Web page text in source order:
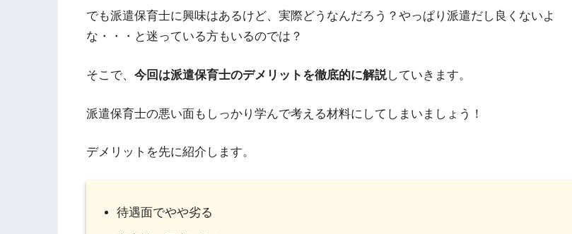
でも派遣保育士に興味はあるけど、実際どうなんだろう？やっぱり派遣だし良くないよ
な・・・と迷っている方もいるのでは？
そこで、 今回は派遣保育士のデメリットを徹底的に解説していきます。
派遣保育士の悪い面もしっかり学んで考える材料にしてしまいましょう！
デメリットを先に紹介します。
待遇面でやや劣る